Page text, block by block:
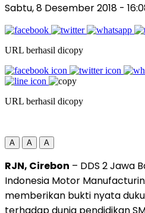
Sabtu, 8 Desember 2018 -
URL berhasil dicopy
URL berhasil dicopy
A A A
RJN, Cirebon – DDS 2 Jawa
Indonesia Motor
memberikan bukti nyata
terhadap dunia pendidikan